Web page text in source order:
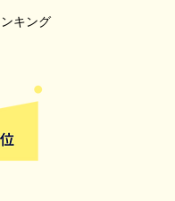
キング